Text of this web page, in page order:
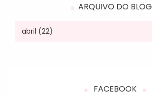
ARQUIVO DO BLOG
FACEBOOK